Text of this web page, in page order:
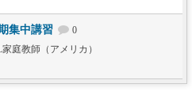
集中講習
0
庭教師（アメリカ）